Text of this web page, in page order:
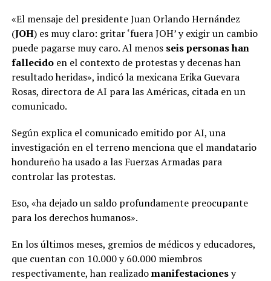
«El mensaje del presidente Juan Orlando Hernández
(JOH) es muy claro: gritar ‘fuera JOH’ y exigir un cambio
puede pagarse muy caro. Al menos seis personas han
fallecidoen el contexto de protestas y decenas han
resultado heridas», indicó la mexicana Erika Guevara
Rosas, directora de AI para las Américas, citada en un
comunicado.
Según explica el comunicado emitido por AI, una
investigación en el terreno menciona que el mandatario
hondureño ha usado a las Fuerzas Armadas para
controlar las protestas.
Eso, «ha dejado un saldo profundamente preocupante
para los derechos humanos».
En los últimos meses, gremios de médicos y educadores,
que cuentan con 10.000 y 60.000 miembros
respectivamente, han realizadomanifestacionesy